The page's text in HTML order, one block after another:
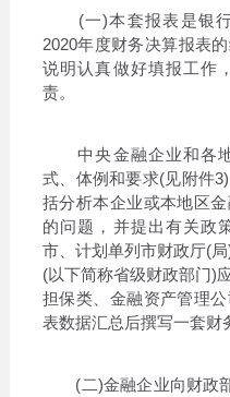
(一)本套报表是银行
2020年度财务决算报表
说明认真做好填报工作
责。
中央金融企业和各地
式、体例和要求(见附件
括分析本企业或本地区
的问题，并提出有关政
市、计划单列市财政厅(
(以下简称省级财政部门)
担保类、金融资产管理
表数据汇总后撰写一套财
(二)金融企业向财政部